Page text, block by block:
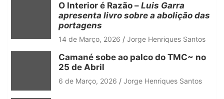
O Interior é Razão – Luis Garra
apresenta livro sobre a abolição das
portagens
14 de Março, 2026 Jorge Henriques Santos
Camané sobe ao palco do TMC~ no
25 de Abril
6 de Março, 2026 Jorge Henriques Santos